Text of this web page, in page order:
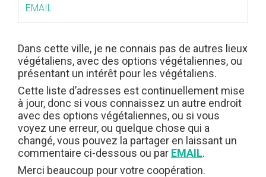
EMAIL
Dans cette ville, je ne connais pas de autres lieux
végétaliens, avec des options végétaliennes, ou
présentant un intérêt pour les végétaliens.
Cette liste d’adresses est continuellement mise
à jour, donc si vous connaissez un autre endroit
avec des options végétaliennes, ou si vous
voyez une erreur, ou quelque chose qui a
changé, vous pouvez la partager en laissant un
commentaire ci-dessous ou par EMAIL.
Merci beaucoup pour votre coopération.